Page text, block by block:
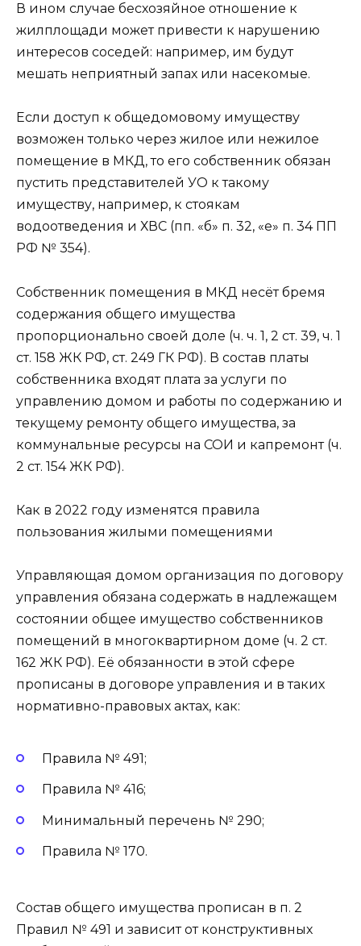
В ином случае бесхозяйное отношение к
жилплощади может привести к нарушению
интересов соседей: например, им будут
мешать неприятный запах или насекомые.
Если доступ к общедомовому имуществу
возможен только через жилое или нежилое
помещение в МКД, то его собственник обязан
пустить представителей УО к такому
имуществу, например, к стоякам
водоотведения и ХВС (пп. «б» п. 32, «е» п. 34 ПП
РФ № 354).
Собственник помещения в МКД несёт бремя
содержания общего имущества
пропорционально своей доле (ч. ч. 1, 2 ст. 39, ч. 1
ст. 158 ЖК РФ, ст. 249 ГК РФ). В состав платы
собственника входят плата за услуги по
управлению домом и работы по содержанию и
текущему ремонту общего имущества, за
коммунальные ресурсы на СОИ и капремонт (ч.
2 ст. 154 ЖК РФ).
Как в 2022 году изменятся правила
пользования жилыми помещениями
Управляющая домом организация по договору
управления обязана содержать в надлежащем
состоянии общее имущество собственников
помещений в многоквартирном доме (ч. 2 ст.
162 ЖК РФ). Её обязанности в этой сфере
прописаны в договоре управления и в таких
нормативно-правовых актах, как:
Правила № 491;
Правила № 416;
Минимальный перечень № 290;
Правила № 170.
Состав общего имущества прописан в п. 2
Правил № 491 и зависит от конструктивных